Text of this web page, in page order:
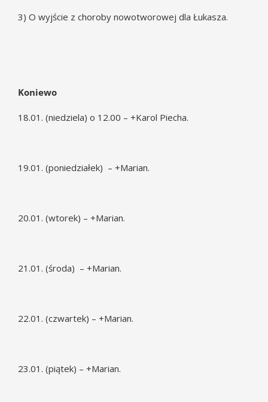
3) O wyjście z choroby nowotworowej dla Łukasza.
Koniewo
18.01. (niedziela) o 12.00 – +Karol Piecha.
19.01. (poniedziałek) – +Marian.
20.01. (wtorek) – +Marian.
21.01. (środa) – +Marian.
22.01. (czwartek) – +Marian.
23.01. (piątek) – +Marian.